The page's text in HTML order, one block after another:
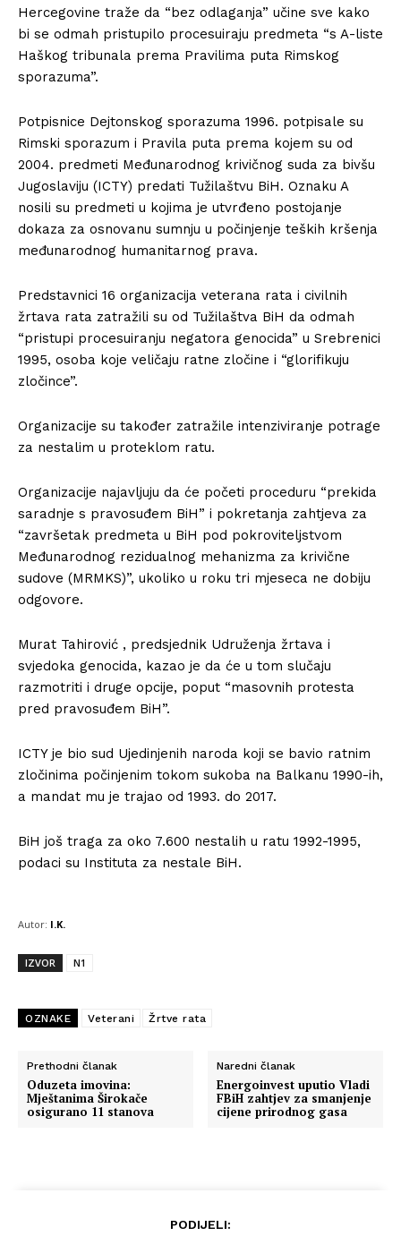
Hercegovine traže da “bez odlaganja” učine sve kako
bi se odmah pristupilo procesuiraju predmeta “s A-liste
Haškog tribunala prema Pravilima puta Rimskog
sporazuma”.
Potpisnice Dejtonskog sporazuma 1996. potpisale su
Rimski sporazum i Pravila puta prema kojem su od
2004. predmeti Međunarodnog krivičnog suda za bivšu
Jugoslaviju (ICTY) predati Tužilaštvu BiH. Oznaku A
nosili su predmeti u kojima je utvrđeno postojanje
dokaza za osnovanu sumnju u počinjenje teških kršenja
međunarodnog humanitarnog prava.
Predstavnici 16 organizacija veterana rata i civilnih
žrtava rata zatražili su od Tužilaštva BiH da odmah
“pristupi procesuiranju negatora genocida” u Srebrenici
1995, osoba koje veličaju ratne zločine i “glorifikuju
zločince”.
Organizacije su također zatražile intenziviranje potrage
za nestalim u proteklom ratu.
Organizacije najavljuju da će početi proceduru “prekida
saradnje s pravosuđem BiH” i pokretanja zahtjeva za
“završetak predmeta u BiH pod pokroviteljstvom
Međunarodnog rezidualnog mehanizma za krivične
sudove (MRMKS)”, ukoliko u roku tri mjeseca ne dobiju
odgovore.
Murat Tahirović , predsjednik Udruženja žrtava i
svjedoka genocida, kazao je da će u tom slučaju
razmotriti i druge opcije, poput “masovnih protesta
pred pravosuđem BiH”.
ICTY je bio sud Ujedinjenih naroda koji se bavio ratnim
zločinima počinjenim tokom sukoba na Balkanu 1990-ih,
a mandat mu je trajao od 1993. do 2017.
BiH još traga za oko 7.600 nestalih u ratu 1992-1995,
podaci su Instituta za nestale BiH.
Autor: I.K.
IZVOR N1
OZNAKE Veterani Žrtve rata
Prethodni članak
Oduzeta imovina:
Mještanima Širokače
osigurano 11 stanova
Naredni članak
Energoinvest uputio Vladi
FBiH zahtjev za smanjenje
cijene prirodnog gasa
PODIJELI: